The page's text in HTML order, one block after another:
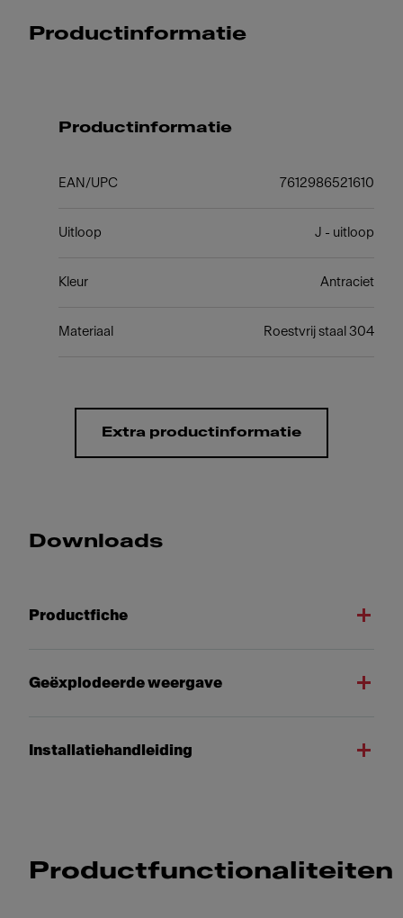
Productinformatie
Productinformatie
EAN/UPC 7612986521610
Uitloop J - uitloop
Kleur Antraciet
Materiaal Roestvrij staal 304
Extra productinformatie
Downloads
Productfiche
Geëxplodeerde weergave
Installatiehandleiding
Productfunctionaliteiten